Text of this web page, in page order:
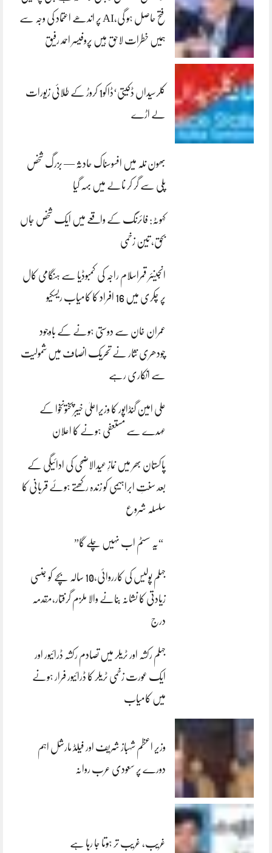
فتح حاصل ہو گی،AI پر اندھے اعتماد کی وجہ سے
ہمیں خطرات لاحق ہیں پروفیسر احمد رفیق
کلرسیداں ڈکیتی‘ڈاکو1 کروڑ کے طلائی زیورات
لے اڑے
بھون نلہ میں افسوسناک حادثہ — بزرگ شخص
پلی سے گر کر نالے میں بہہ گیا
کہوٹہ: فائرنگ کے واقعے میں ایک شخص جاں
بحق، تین زخمی
انجینئر قمراسلام راجہ کی کمبوڈیا سے ہنگامی کال
پر چکری میں 16 افراد کا کامیاب ریسکیو
عمران خان سے دوستی ہونے کے باوجود
چودھری نثار نے تحریک انصاف میں شمولیت
سے انکاری رہے
علی امین گنڈاپور کا وزیراعلیٰ خیبرپختونخوا کے
عہدے سے مستعفی ہونے کا اعلان
پاکستان بھر میں نمازِ عیدالاضحی کی ادائیگی کے
بعد سنتِ ابراہیمی کو زندہ رکھتے ہوئے قربانی کا
سلسلہ شروع
“یہ سسٹم اب نہیں چلے گا”
جہلم پولیس کی کارروائی،10 سالہ بچے کو جنسی
زیادتی کا نشانہ بنانے والا ملزم گرفتار،مقدمہ
درج
جہلم رکشہ اور ٹریلر میں تصادم رکشہ ڈرائیور اور
ایک عورت زخمی ٹریلر کا ڈرائیور فرار ہونے
میں کامیاب
وزیر اعظم شہباز شریف اور فیلڈ مارشل اہم
دورے پر سعودی عرب روانہ
غریب، غریب تر ہوتا جا رہا ہے